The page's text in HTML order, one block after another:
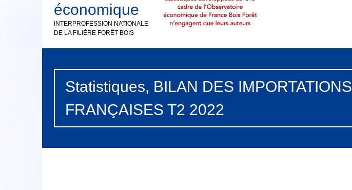
économique
INTERPROFESSION NATIONALE
DE LA FILIÈRE FORÊT BOIS
Statistiques, BILAN DES IMPORTATIONS
FRANÇAISES T2 2022